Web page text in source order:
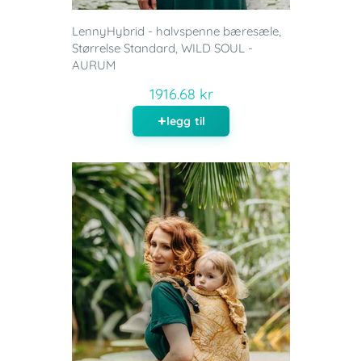
LennyHybrid - halvspenne bæresæle,
Størrelse Standard, WILD SOUL -
AURUM
1916.68 kr
legg til